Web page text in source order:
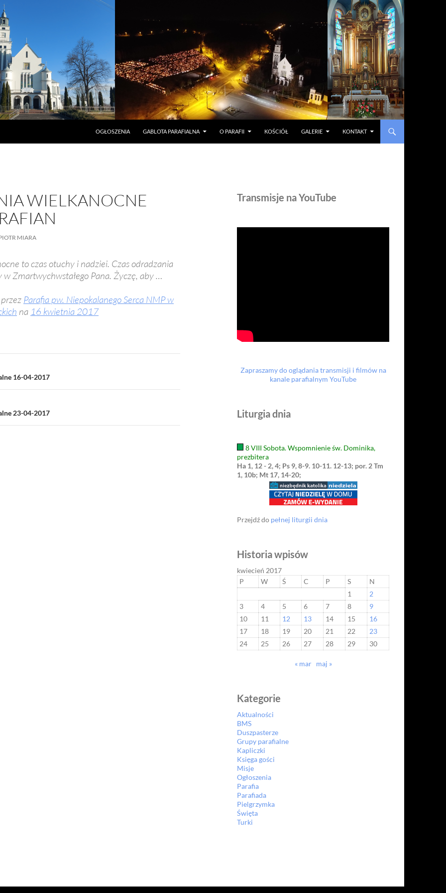
OGŁOSZENIA
GABLOTA PARAFIALNA O PARAFII KOŚCIÓŁ GALERIE KONTAKT
WIELKANOCNE
MIARA
to czas otuchy i nadziei. Czas odradzania
w Zmartwychwstałego Pana. Życzę, aby …
Parafia pw. Niepokalanego Serca NMP w
na 16 kwietnia 2017
16-04-2017
23-04-2017
Transmisje na YouTube
Zapraszamy do oglądania transmisji i filmów na
kanale parafialnym YouTube
Liturgia dnia
8 VIII Sobota. Wspomnienie św. Dominika,
prezbitera
Ha 1, 12 - 2, 4; Ps 9, 8-9. 10-11. 12-13; por. 2 Tm
1, 10b; Mt 17, 14-20;
Przejdź do pełnej liturgii dnia
Historia wpisów
kwiecień 2017
P
W Ś C P S
N
1
2
3
4 5 6 7 8
9
10
11 12 13 14 15
16
17
18 19 20 21 22
23
24
25 26 27 28 29 30
« mar maj »
Kategorie
Aktualności
BMS
Duszpasterze
Grupy parafialne
Kapliczki
Księga gości
Misje
Ogłoszenia
Parafia
Parafiada
Pielgrzymka
Święta
Turki